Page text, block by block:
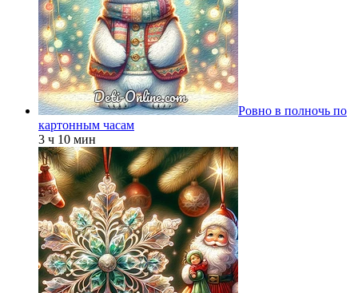
Ровно в полночь по
картонным часам
3 ч 10 мин